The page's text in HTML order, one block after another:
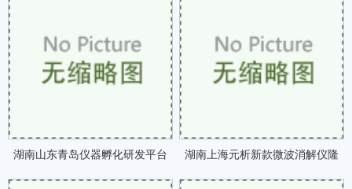
湖南山东青岛仪器孵化研发平台 湖南上海元析新款微波消解仪隆